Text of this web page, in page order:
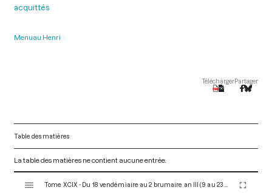
acquittés
Menuau Henri
TéléchargerPartager
Table des matières
La table des matières ne contient aucune entrée.